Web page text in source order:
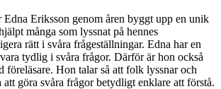
Eriksson genom åren byggt upp en unik
många som lyssnat på hennes
rätt i svåra frågeställningar. Edna har en
tydlig i svåra frågor. Därför är hon också
föreläsare. Hon talar så att folk lyssnar och
att göra svåra frågor betydligt enklare att förstå.